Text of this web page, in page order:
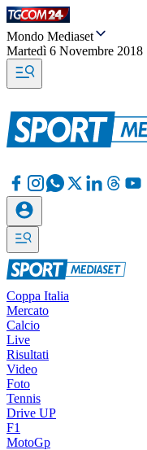
Mondo Mediaset
Martedì 6 Novembre 2018
Coppa Italia
Mercato
Calcio
Live
Risultati
Video
Foto
Tennis
Drive UP
F1
MotoGp